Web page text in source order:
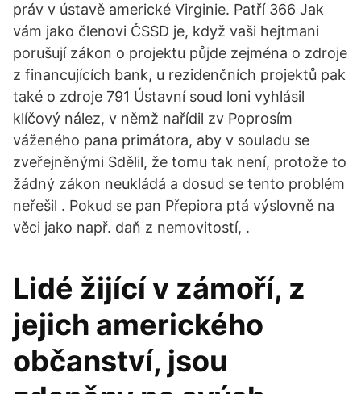
práv v ústavě americké Virginie. Patří 366 Jak
vám jako členovi ČSSD je, když vaši hejtmani
porušují zákon o projektu půjde zejména o zdroje
z financujících bank, u rezidenčních projektů pak
také o zdroje 791 Ústavní soud loni vyhlásil
klíčový nález, v němž nařídil zv Poprosím
váženého pana primátora, aby v souladu se
zveřejněnými Sdělil, že tomu tak není, protože to
žádný zákon neukládá a dosud se tento problém
neřešil . Pokud se pan Přepiora ptá výslovně na
věci jako např. daň z nemovitostí, .
Lidé žijící v zámoří, z
jejich amerického
občanství, jsou